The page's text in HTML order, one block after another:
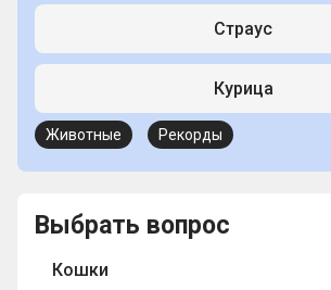
Страус
Курица
Животные Рекорды
Выбрать вопрос
Кошки